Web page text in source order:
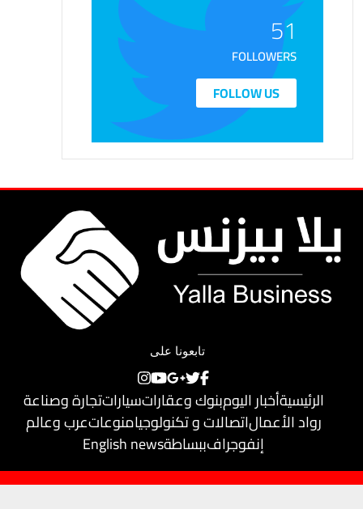
51
FOLLOWERS
FOLLOW US
تابعونا على
الرئيسيةأخبار اليومبنوك وعقاراتسياراتتجارة وصناعة
رواد الأعمالاتصالات و تكنولوجيامنوعاتعرب وعالم
إنفوجرافببساطةEnglish news
حقوق النشر محفوظة لـيلا بيزنس© 2018